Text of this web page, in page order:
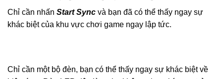
Chỉ cần nhấn Start Sync và bạn đã có thể thấy ngay sự
khác biệt của khu vực chơi game ngay lập tức.
Chỉ cần một bộ đèn, bạn có thể thấy ngay sự khác biệt về